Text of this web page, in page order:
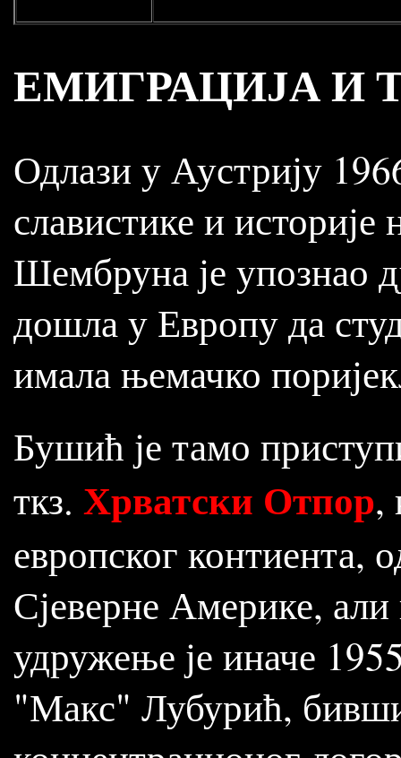
ЕМИГРАЦИЈА И
Одлази у Аустрију
славистике и
Шембруна је упознао
дошла у Европу да
имала њемачко
Бушић је тамо
ткз. Хрватски Отпор,
европског контиента,
Сјеверне Америке,
удружење је иначе
"Макс" Лубурић,